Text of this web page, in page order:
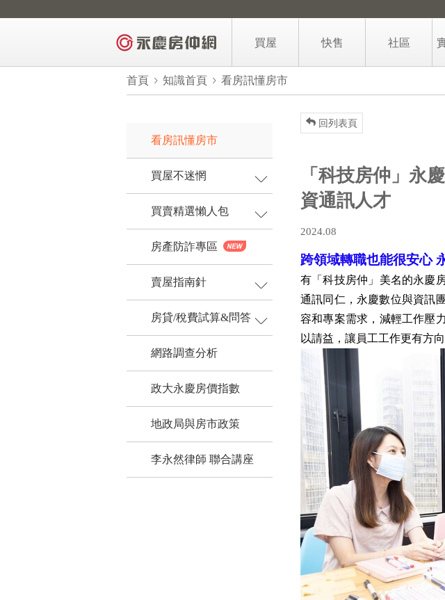
買屋
區域找房
3年內新屋
億品豪邸
降價屋
買屋主題推薦
買屋需求留言
買屋6招快上手
買屋試算
快售
賣屋知識
格局圖工具
社區
首頁 知識首頁 看房訊懂房市
看房訊懂房市
買屋不迷惘
買賣精選懶人包
房產防詐專區
賣屋指南針
房貸/稅費試算&問答
網路調查分析
政大永慶房價指數
地政局與房市政策
李永然律師 聯合講座
回列表頁
「科技房仲」永
資通訊人才
2024.08
跨領域轉職也能很安心
有「科技房仲」美名的永慶
通訊同仁，永慶數位與資訊
容和專案需求，減輕工作壓
以請益，讓員工工作更有方